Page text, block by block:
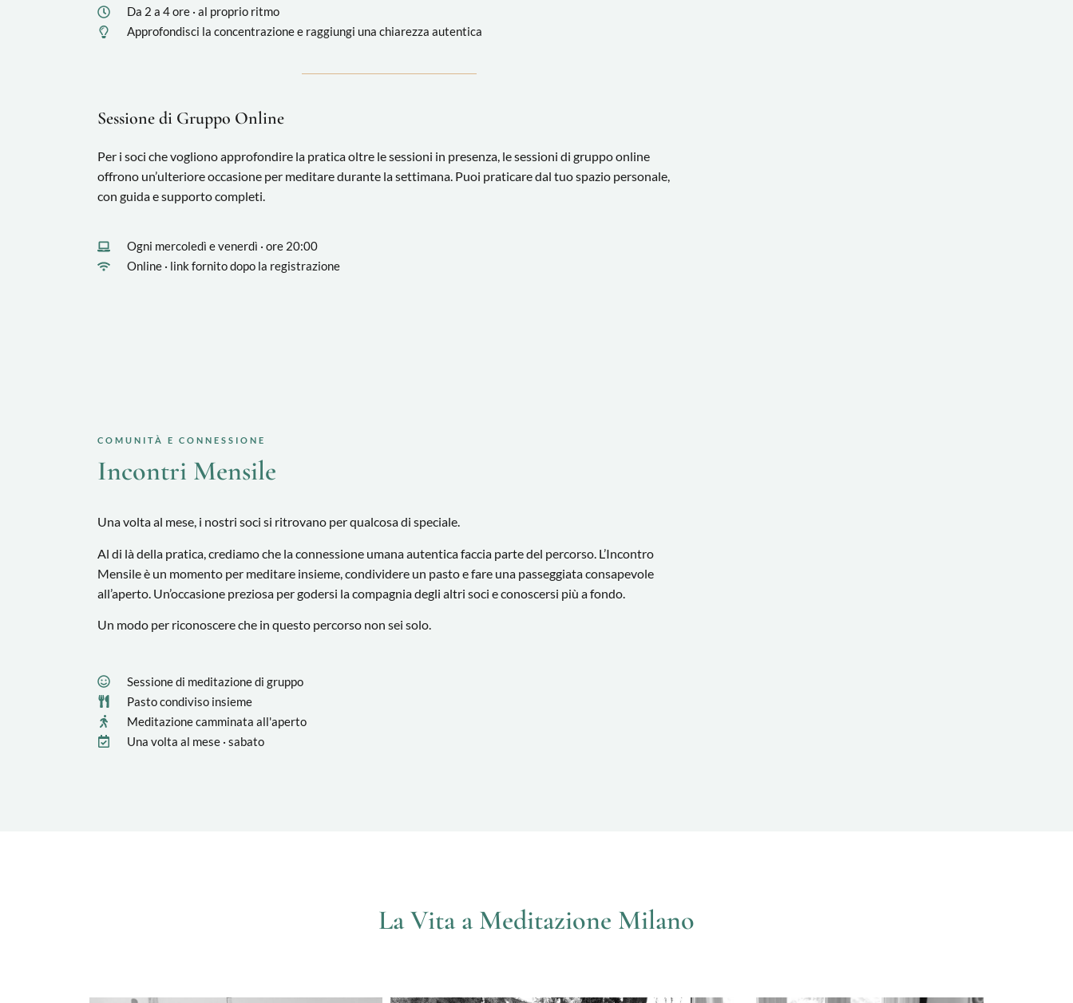
Da 2 a 4 ore · al proprio ritmo
Approfondisci la concentrazione e raggiungi una chiarezza autentica
Sessione di Gruppo Online
Per i soci che vogliono approfondire la pratica oltre le sessioni in presenza, le sessioni di gruppo online
offrono un’ulteriore occasione per meditare durante la settimana. Puoi praticare dal tuo spazio personale,
con guida e supporto completi.
Ogni mercoledì e venerdì · ore 20:00
Online · link fornito dopo la registrazione
COMUNITÀ E CONNESSIONE
Incontri Mensile
Una volta al mese, i nostri soci si ritrovano per qualcosa di speciale.
Al di là della pratica, crediamo che la connessione umana autentica faccia parte del percorso. L’Incontro
Mensile è un momento per meditare insieme, condividere un pasto e fare una passeggiata consapevole
all’aperto. Un’occasione preziosa per godersi la compagnia degli altri soci e conoscersi più a fondo.
Un modo per riconoscere che in questo percorso non sei solo.
Sessione di meditazione di gruppo
Pasto condiviso insieme
Meditazione camminata all'aperto
Una volta al mese · sabato
La Vita a Meditazione Milano